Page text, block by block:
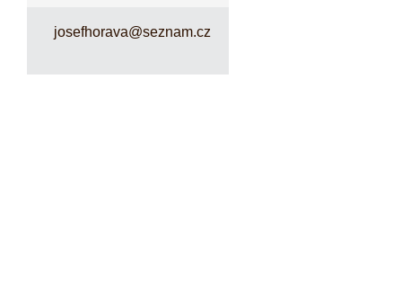
josefhorava@seznam.cz